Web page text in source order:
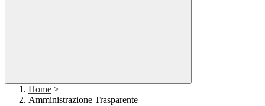
Home >
Amministrazione Trasparente